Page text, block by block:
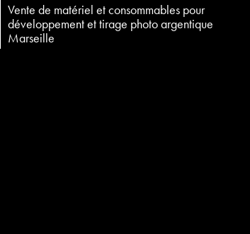
Vente de matériel et consommables pour
développement et tirage photo argentique
Marseille